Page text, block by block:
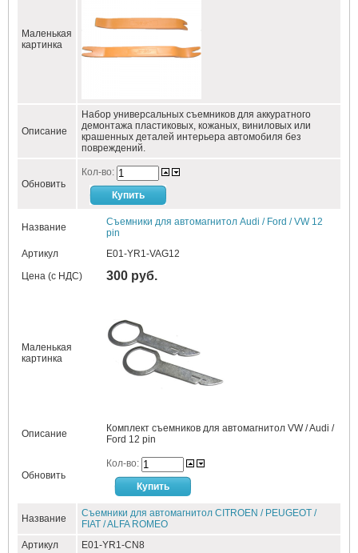
Маленькая
картинка
Описание
Набор универсальных съемников для аккуратного
демонтажа пластиковых, кожаных, виниловых или
крашенных деталей интерьера автомобиля без
повреждений.
Обновить
Кол-во:
Название
Съемники для автомагнитол Audi / Ford / VW 12
pin
Артикул
E01-YR1-VAG12
Цена (с НДС)
300 руб.
Маленькая
картинка
Описание
Комплект съемников для автомагнитол VW / Audi /
Ford 12 pin
Обновить
Кол-во:
Название
Съемники для автомагнитол CITROEN / PEUGEOT /
FIAT / ALFA ROMEO
Артикул
E01-YR1-CN8